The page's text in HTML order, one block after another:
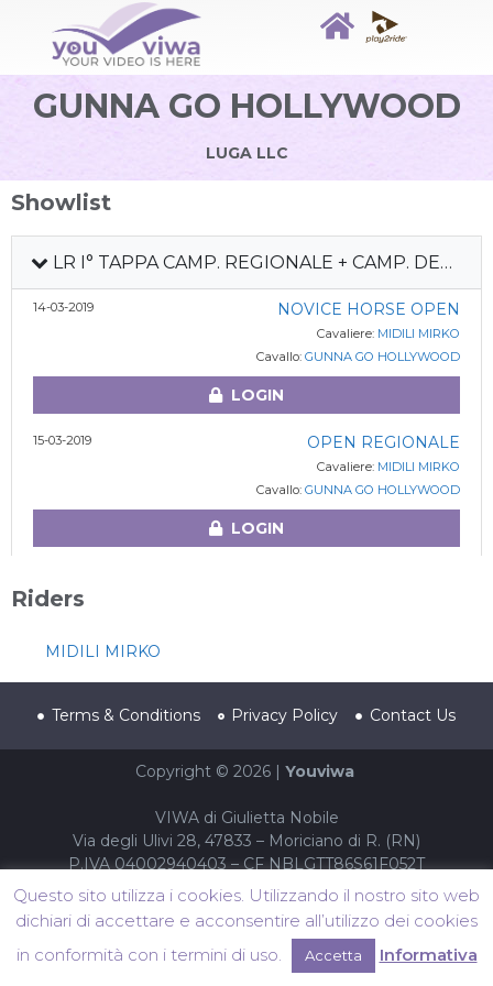
GUNNA GO HOLLYWOOD
LUGA LLC
Showlist
LR I° TAPPA CAMP. REGIONALE + CAMP. DEBUTTANTI
14-03-2019 NOVICE HORSE OPEN
Cavaliere: MIDILI MIRKO
Cavallo: GUNNA GO HOLLYWOOD
LOGIN
15-03-2019 OPEN REGIONALE
Cavaliere: MIDILI MIRKO
Cavallo: GUNNA GO HOLLYWOOD
LOGIN
Riders
MIDILI MIRKO
Terms & Conditions Privacy Policy Contact Us
Copyright © 2026 | Youviwa
VIWA di Giulietta Nobile
Via degli Ulivi 28, 47833 – Moriciano di R. (RN)
P.IVA 04002940403 – CF NBLGTT86S61F052T
Questo sito utilizza i cookies. Utilizzando il nostro sito web
dichiari di accettare e acconsentire all’utilizzo dei cookies
in conformità con i termini di uso.
Accetta Informativa